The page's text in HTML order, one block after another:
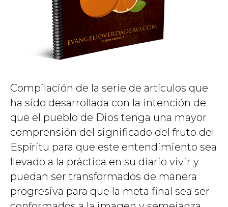
Compilación de la serie de artículos que
ha sido desarrollada con la intención de
que el pueblo de Dios tenga una mayor
comprensión del significado del fruto del
Espíritu para que este entendimiento sea
llevado a la práctica en su diario vivir y
puedan ser transformados de manera
progresiva para que la meta final sea ser